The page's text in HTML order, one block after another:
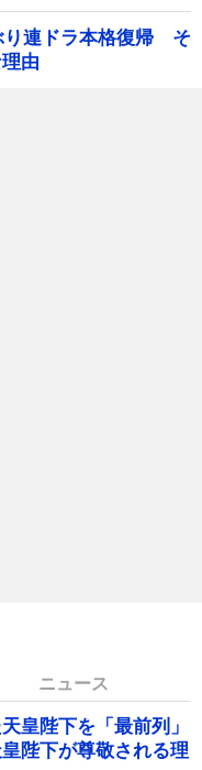
り連ドラ本格復帰 そ
由
ニュース
皇陛下を「最前列」
陛下が尊敬される理